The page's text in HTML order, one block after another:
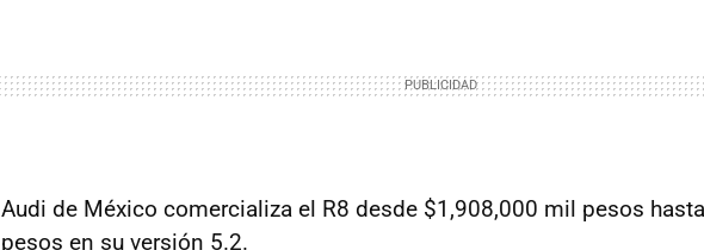
Audi de México comercializa el R8 desde $1,908,000 mil pesos
pesos en su versión 5.2.